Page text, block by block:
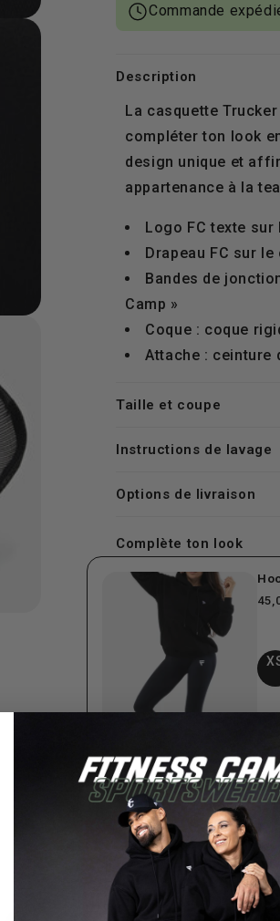
Commande
Description
La casquette
compléter ton look
design unique et
appartenance à la
Logo FC texte sur
Drapeau FC sur
Bandes de
Camp »
Coque : coque
Attache : ceinture
Taille et coupe
Instructions de lavage
Options de livraison
Complète ton look